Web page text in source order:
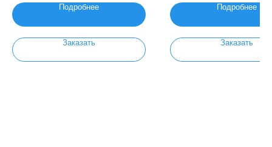
Подробнее
Заказать
Подробнее
Заказать